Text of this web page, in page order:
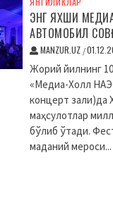
ЭНГ ЯХШИ
АВТОМОБИЛ
MANZUR.UZ /
Жорий йилнинг
«Медиа-Холл
концерт
маҳсулотлар
бўлиб ўтади.
маданий мероси...